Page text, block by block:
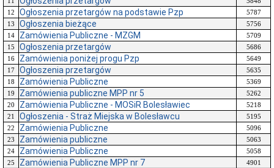
12
Ogłoszenia przetargów na podstawie Pzp
5787
13
Ogłoszenia bieżące
5756
14
Zamówienia Publiczne - MZGM
5709
15
Ogłoszenia przetargów
5686
16
Zamówienia poniżej progu Pzp
5649
17
Ogłoszenia przetargów
5635
18
Zamówienia Publiczne
5369
19
Zamówienia publiczne MPP nr 5
5262
20
Zamówienia Publiczne - MOSiR Bolesławiec
5218
21
Ogłoszenia - Straż Miejska w Bolesławcu
5195
22
Zamówienia Publiczne
5096
23
Zamówienia publiczne
5063
24
Zamówienia Publiczne
5058
25
Zamówienia Publiczne MPP nr 7
4901